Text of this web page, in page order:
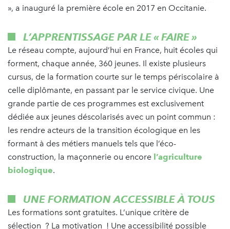
», a inauguré la première école en 2017 en Occitanie.
L’APPRENTISSAGE PAR LE « FAIRE »
Le réseau compte, aujourd’hui en France, huit écoles qui
forment, chaque année, 360 jeunes. Il existe plusieurs
cursus, de la formation courte sur le temps périscolaire à
celle diplômante, en passant par le service civique. Une
grande partie de ces programmes est exclusivement
dédiée aux jeunes déscolarisés avec un point commun :
les rendre acteurs de la transition écologique en les
formant à des métiers manuels tels que l’éco-
construction, la maçonnerie ou encore l’agriculture
biologique.
UNE FORMATION ACCESSIBLE À TOUS
Les formations sont gratuites. L’unique critère de
sélection ? La motivation ! Une accessibilité possible